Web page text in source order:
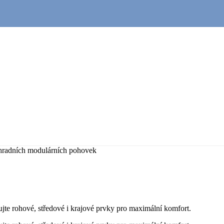
modulárních pohovek
rohové, středové i krajové prvky pro maximální komfort.